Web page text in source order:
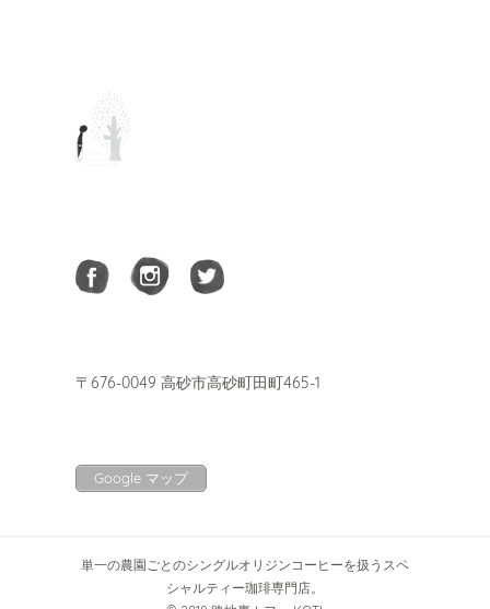
〒676-0049 高砂市高砂町田町465-1
Google マップ
単一の農園ごとのシングルオリジンコーヒーを扱うスペ
シャルティー珈琲専門店。